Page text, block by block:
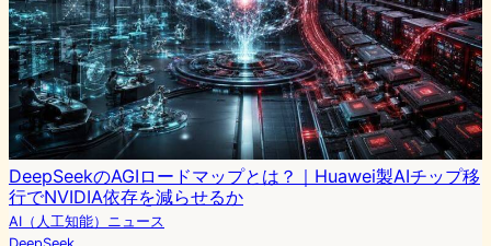
DeepSeekのAGIロードマップとは？｜Huawei製AIチップ移
行でNVIDIA依存を減らせるか
AI（人工知能）ニュース